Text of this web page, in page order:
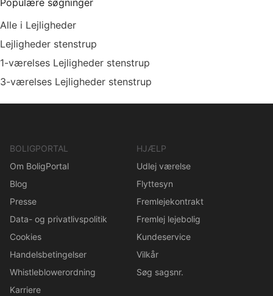
Populære søgninger
Alle i Lejligheder
Lejligheder stenstrup
1-værelses Lejligheder stenstrup
3-værelses Lejligheder stenstrup
BOLIGPORTAL
Om BoligPortal
Blog
Presse
Data- og privatlivspolitik
Cookies
Handelsbetingelser
Whistleblowerordning
Karriere
HJÆLP
Udlej værelse
Flyttesyn
Fremlejekontrakt
Fremlej lejebolig
Kundeservice
Vilkår
Søg sagsnr.